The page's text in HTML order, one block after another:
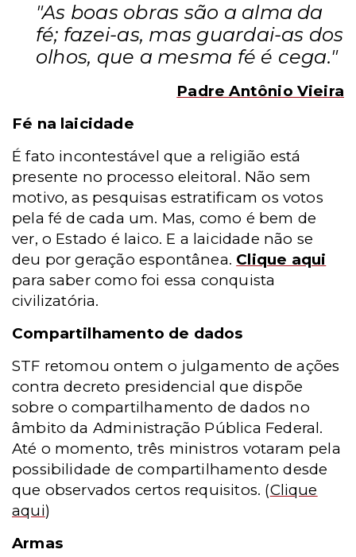
"As boas obras são a alma da
fé; fazei-as, mas guardai-as dos
olhos, que a mesma fé é cega."
Padre Antônio Vieira
Fé na laicidade
É fato incontestável que a religião está
presente no processo eleitoral. Não sem
motivo, as pesquisas estratificam os votos
pela fé de cada um. Mas, como é bem de
ver, o Estado é laico. E a laicidade não se
deu por geração espontânea. Clique aqui
para saber como foi essa conquista
civilizatória.
Compartilhamento de dados
STF retomou ontem o julgamento de ações
contra decreto presidencial que dispõe
sobre o compartilhamento de dados no
âmbito da Administração Pública Federal.
Até o momento, três ministros votaram pela
possibilidade de compartilhamento desde
que observados certos requisitos. (Clique
aqui)
Armas